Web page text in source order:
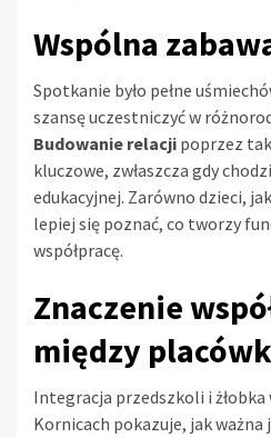
Wspólna
Spotkanie było pełne
szansę uczestniczyć w
Budowanie relacji poprzez
kluczowe, zwłaszcza gdy
edukacyjnej. Zarówno dzieci,
lepiej się poznać, co tworzy
współpracę.
Znaczenie
między
Integracja przedszkoli i
Kornicach pokazuje, jak